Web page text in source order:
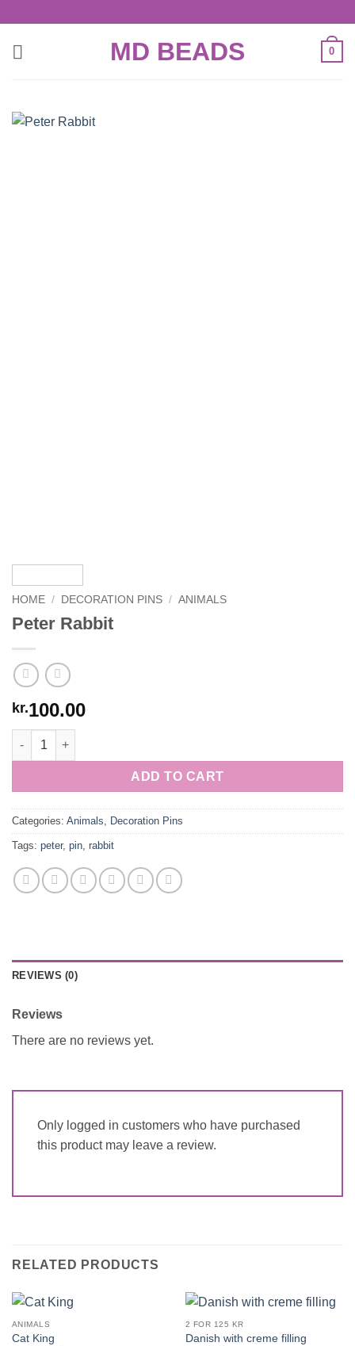
content
MD BEADS 0
HOME / DECORATION PINS / ANIMALS
Peter Rabbit
kr.100.00
Peter Rabbit quantity
ADD TO CART
Categories: Animals Decoration Pins
Tags: peter, pin rabbit
REVIEWS (0)
Reviews
There are no reviews yet.
Only logged in customers who have purchased
this product may leave a review.
RELATED PRODUCTS
ANIMALS
Cat King
2 FOR 125 KR
Danish with creme filling